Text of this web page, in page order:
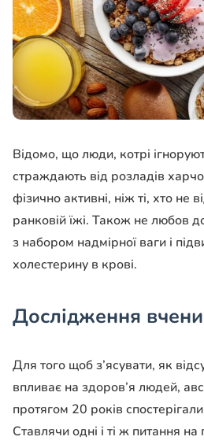
Відомо, що люди, котрі
страждають від розладів
фізично активні, ніж ті, хто не
ранковій їжі. Також не любов
з набором надмірної ваги і
холестерину в крові.
Дослідження
Для того щоб з’ясувати, як
впливає на здоров’я людей,
протягом 20 років
Ставлячи одні і ті ж питання на